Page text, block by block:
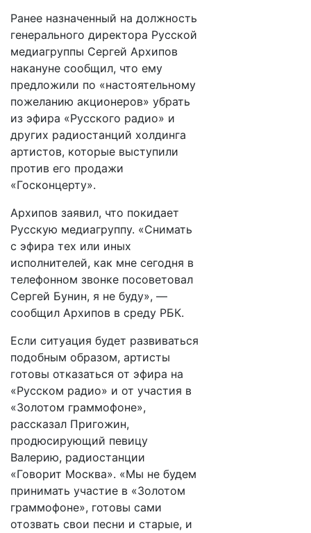
Ранее назначенный на должность
генерального директора Русской
медиагруппы Сергей Архипов
накануне сообщил, что ему
предложили по «настоятельному
пожеланию акционеров» убрать
из эфира «Русского радио» и
других радиостанций холдинга
артистов, которые выступили
против его продажи
«Госконцерту».
Архипов заявил, что покидает
Русскую медиагруппу. «Снимать
с эфира тех или иных
исполнителей, как мне сегодня в
телефонном звонке посоветовал
Сергей Бунин, я не буду», —
сообщил Архипов в среду РБК.
Если ситуация будет развиваться
подобным образом, артисты
готовы отказаться от эфира на
«Русском радио» и от участия в
«Золотом граммофоне»,
рассказал Пригожин,
продюсирующий певицу
Валерию, радиостанции
«Говорит Москва». ​​​«Мы не будем
принимать участие в «Золотом
граммофоне», готовы сами
отозвать свои песни и старые, и